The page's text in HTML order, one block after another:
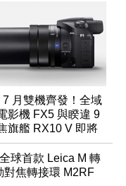
7 月雙機齊發！全域
影機 FX5 與睽違 9
旗艦 RX10 V 即將
球首款 Leica M 轉
對焦轉接環 M2RF